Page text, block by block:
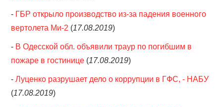
- ГБР открыло производство из-за падения военного
вертолета Ми-2 (17.08.2019)
- В Одесской обл. объявили траур по погибшим в
пожаре в гостинице (17.08.2019)
-Луценко разрушает дело о коррупции в ГФС, - НАБУ
(17.08.2019)